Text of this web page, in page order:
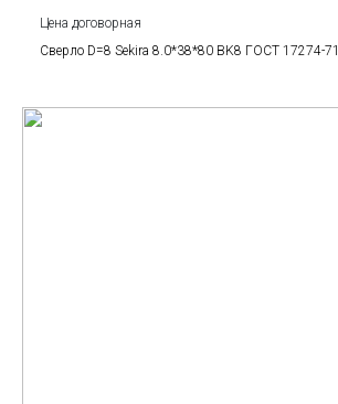
Цена договорная
Сверло D=8 Sekira 8.0*38*80 BK8 ГОСТ 17274-71